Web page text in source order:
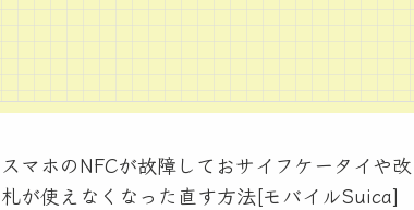
スマホのNFCが故障しておサイフケータイや改
札が使えなくなった直す方法[モバイルSuica]